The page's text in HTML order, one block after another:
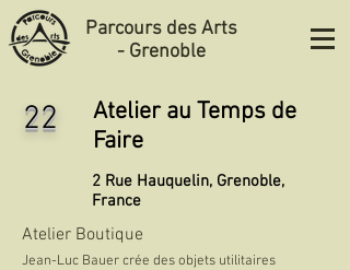
Parcours des Arts
- Grenoble
22
Atelier au Temps de
Faire
2 Rue Hauquelin, Grenoble,
France
Atelier Boutique
Jean-Luc Bauer crée des objets utilitaires